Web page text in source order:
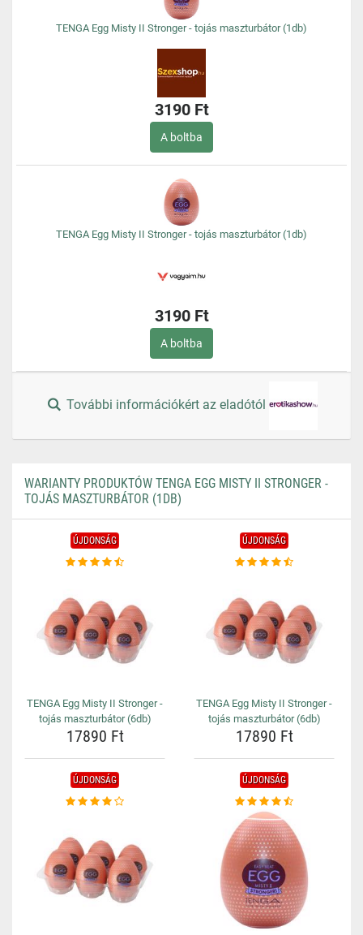
TENGA Egg Misty II Stronger - tojás maszturbátor (1db)
3190 Ft
A boltba
TENGA Egg Misty II Stronger - tojás maszturbátor (1db)
3190 Ft
A boltba
További információkért az eladótól
WARIANTY PRODUKTÓW TENGA EGG MISTY II STRONGER -
TOJÁS MASZTURBÁTOR (1DB)
ÚJDONSÁG
TENGA Egg Misty II Stronger -
tojás maszturbátor (6db)
17890 Ft
ÚJDONSÁG
TENGA Egg Misty II Stronger -
tojás maszturbátor (6db)
17890 Ft
ÚJDONSÁG ÚJDONSÁG